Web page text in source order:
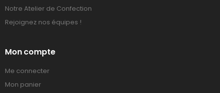
Notre Atelier de Confection
Rejoignez nos équipes !
Mon compte
Me connecter
Mon panier